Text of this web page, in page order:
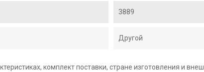
3889
Другой
комплект поставки, стране изготовления и